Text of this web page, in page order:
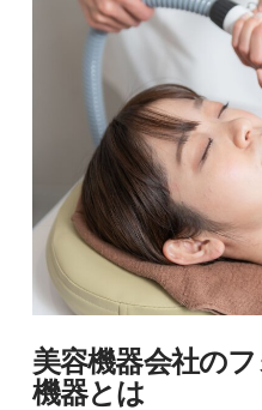
美容機器会社の
機器とは